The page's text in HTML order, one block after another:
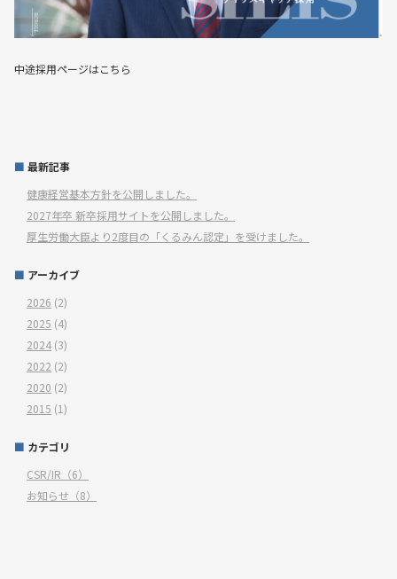
中途採用ページはこちら
最新記事
健康経営基本方針を公開しました。
2027年卒 新卒採用サイトを公開しました。
厚生労働大臣より2度目の「くるみん認定」を受けました。
アーカイブ
2026 (2)
2025 (4)
2024 (3)
2022 (2)
2020 (2)
2015 (1)
カテゴリ
CSR/IR（6）
お知らせ（8）